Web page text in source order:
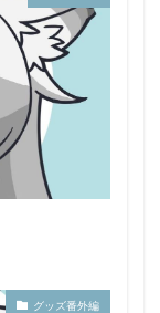
グッズ番外編